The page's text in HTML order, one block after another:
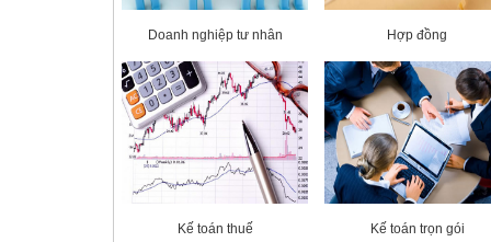
Doanh nghiệp tư nhân Hợp đồng
Kế toán thuế Kế toán trọn gói